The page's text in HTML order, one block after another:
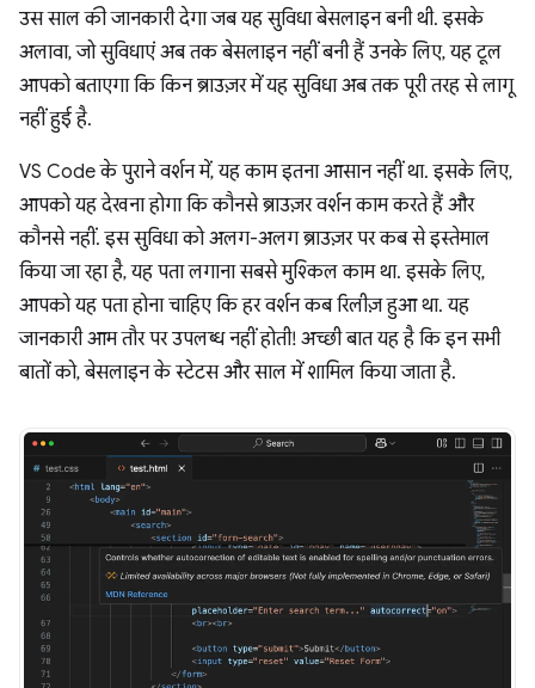
उस साल की जानकारी देगा जब यह सुविधा बेसलाइन बनी थी. इसके
अलावा, जो सुविधाएं अब तक बेसलाइन नहीं बनी हैं उनके लिए, यह टूल
आपको बताएगा कि किन ब्राउज़र में यह सुविधा अब तक पूरी तरह से लागू
नहीं हुई है.
VS Code के पुराने वर्शन में, यह काम इतना आसान नहीं था. इसके लिए,
आपको यह देखना होगा कि कौनसे ब्राउज़र वर्शन काम करते हैं और
कौनसे नहीं. इस सुविधा को अलग-अलग ब्राउज़र पर कब से इस्तेमाल
किया जा रहा है, यह पता लगाना सबसे मुश्किल काम था. इसके लिए,
आपको यह पता होना चाहिए कि हर वर्शन कब रिलीज़ हुआ था. यह
जानकारी आम तौर पर उपलब्ध नहीं होती! अच्छी बात यह है कि इन सभी
बातों को, बेसलाइन के स्टेटस और साल में शामिल किया जाता है.